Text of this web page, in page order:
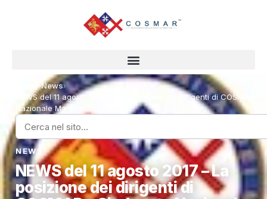
›News›
NEWS del 11 agosto 2017 – La posizione dei dirigenti di COSMAR –
Nazionale Marittimi
NEWS
NEWS del 11 agosto 2017 – La
posizione dei dirigenti di